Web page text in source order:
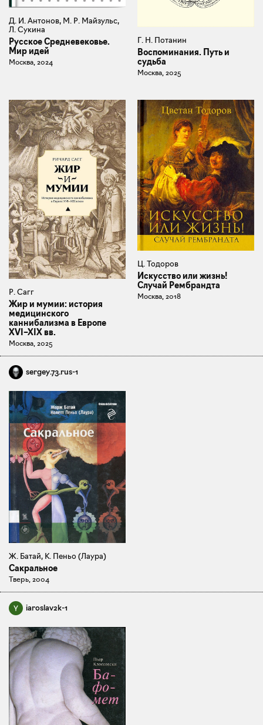
Д. И. Антонов, М. Р. Майзульс,
Л. Сукина
Русское Средневековье.
Мир идей
Москва, 2024
Г. Н. Потанин
Воспоминания. Путь и
судьба
Москва, 2025
Р. Сагг
Жир и мумии: история
медицинского
каннибализма в Европе
XVI–XIX вв.
Москва, 2025
Ц. Тодоров
Искусство или жизнь!
Случай Рембрандта
Москва, 2018
sergey.73.rus-1
Ж. Батай, К. Пеньо (Лаура)
Сакральное
Тверь, 2004
iaroslav2k-1